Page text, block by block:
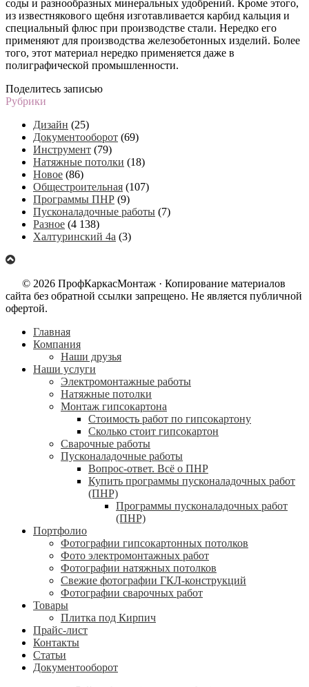
соды и разнообразных минеральных удобрений. Кроме этого,
из известнякового щебня изготавливается карбид кальция и
специальный флюс при производстве стали. Нередко его
применяют для производства железобетонных изделий. Более
того, этот материал нередко применяется даже в
полиграфической промышленности.
Поделитесь записью
Рубрики
Дизайн (25)
Документооборот (69)
Инструмент (79)
Натяжные потолки (18)
Новое (86)
Общестроительная (107)
Программы ПНР (9)
Пусконаладочные работы (7)
Разное (4 138)
Халтуринский 4а (3)
© 2026 ПрофКаркасМонтаж · Копирование материалов
сайта без обратной ссылки запрещено. Не является публичной
офертой.
Главная
Компания
Наши друзья
Наши услуги
Электромонтажные работы
Натяжные потолки
Монтаж гипсокартона
Стоимость работ по гипсокартону
Сколько стоит гипсокартон
Сварочные работы
Пусконаладочные работы
Вопрос-ответ. Всё о ПНР
Купить программы пусконаладочных работ
(ПНР)
Программы пусконаладочных работ
(ПНР)
Портфолио
Фотографии гипсокартонных потолков
Фото электромонтажных работ
Фотографии натяжных потолков
Свежие фотографии ГКЛ-конструкций
Фотографии сварочных работ
Товары
Плитка под Кирпич
Прайс-лист
Контакты
Статьи
Документооборот